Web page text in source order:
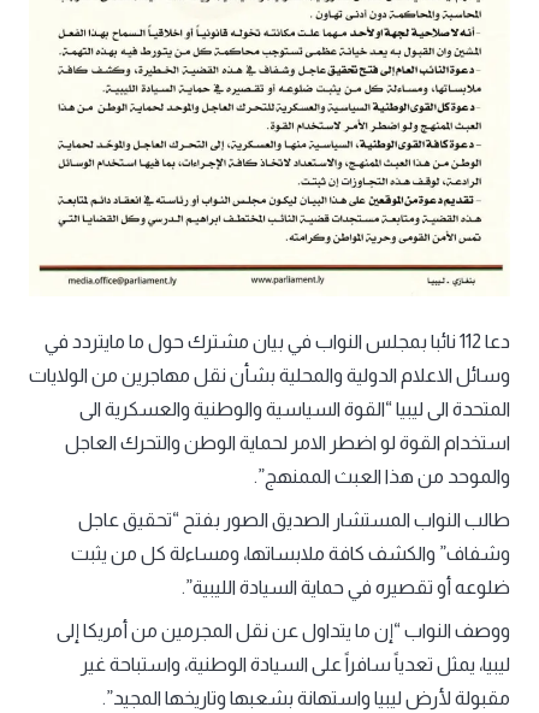
دعا 112 نائبا بمجلس النواب في بيان مشترك حول ما مايتردد في
وسائل الاعلام الدولية والمحلية بشأن نقل مهاجرين من الولايات
المتحدة الى ليبيا “القوة السياسية والوطنية والعسكرية الى
استخدام القوة لو اضطر الامر لحماية الوطن والتحرك العاجل
والموحد من هذا العبث الممنهج”.
طالب النواب المستشار الصديق الصور بفتح “تحقيق عاجل
وشفاف” والكشف كافة ملابساتها، ومساءلة كل من يثبت
ضلوعه أو تقصيره في حماية السيادة الليبية”.
ووصف النواب “إن ما يتداول عن نقل المجرمين من أمريكا إلى
ليبيا، يمثل تعدياً سافراً على السيادة الوطنية، واستباحة غير
مقبولة لأرض ليبيا واستهانة بشعبها وتاريخها المجيد”.